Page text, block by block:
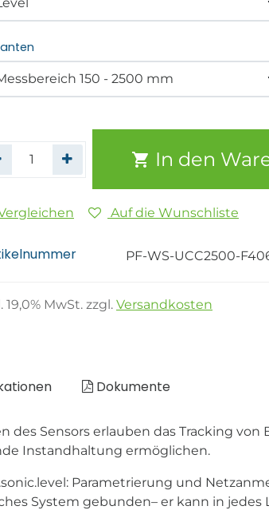
In den
Auf die Wunschliste
PF-WS-UCC2500-
19,0% MwSt. zzgl. Versandkosten
Dokumente
des Sensors erlauben das Tracking
Instandhaltung ermöglichen.
Parametrierung und
System gebunden– er kann in